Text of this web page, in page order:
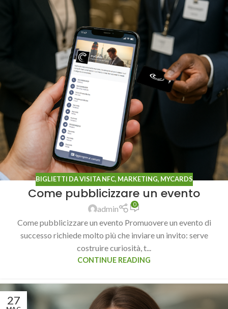
BIGLIETTI DA VISITA NFC, MARKETING, MYCARDS
Come pubblicizzare un evento
admin 0
Come pubblicizzare un evento Promuovere un evento di
successo richiede molto più che inviare un invito: serve
costruire curiosità, t...
CONTINUE READING
27